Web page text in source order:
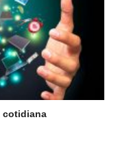
cotidiana